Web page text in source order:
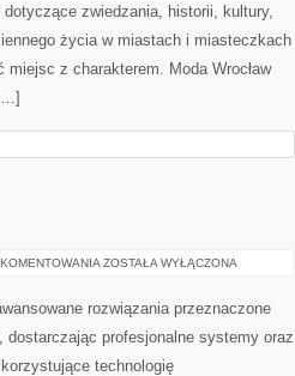
zwiedzania, historii, kultury,
życia w miastach i miasteczkach
z charakterem. Moda Wrocław
ENERGETYKA
ZOSTAŁA WYŁĄCZONA
rozwiązania przeznaczone
dostarczając profesjonalne systemy oraz
technologię